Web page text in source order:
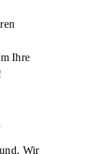
Ihre
Wir